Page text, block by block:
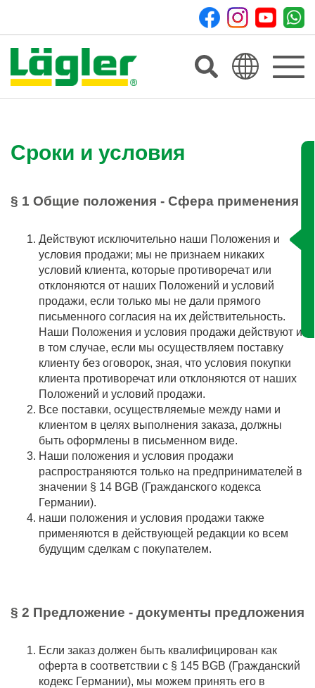
Toggle
Сроки и условия
§ 1 Общие положения - Сфера применения
Действуют исключительно наши Положения и
условия продажи; мы не признаем никаких
условий клиента, которые противоречат или
отклоняются от наших Положений и условий
продажи, если только мы не дали прямого
письменного согласия на их действительность.
Наши Положения и условия продажи действуют и
в том случае, если мы осуществляем поставку
клиенту без оговорок, зная, что условия покупки
клиента противоречат или отклоняются от наших
Положений и условий продажи.
Все поставки, осуществляемые между нами и
клиентом в целях выполнения заказа, должны
быть оформлены в письменном виде.
Наши положения и условия продажи
распространяются только на предпринимателей в
значении § 14 BGB (Гражданского кодекса
Германии).
наши положения и условия продажи также
применяются в действующей редакции ко всем
будущим сделкам с покупателем.
§ 2 Предложение - документы предложения
Если заказ должен быть квалифицирован как
оферта в соответствии с § 145 BGB (Гражданский
кодекс Германии), мы можем принять его в